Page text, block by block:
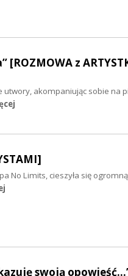
z
akompaniując sobie na
No Limits, cieszyła się ogromną
swoją